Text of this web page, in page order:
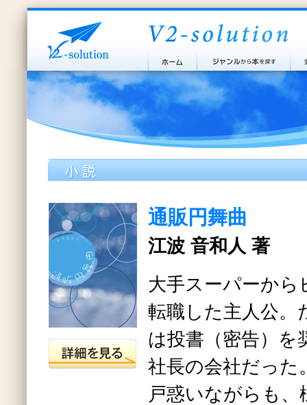
通販円舞曲
江波 音和人 著
大手スーパーから
転職した主人公。
は投書（密告）を
社長の会社だった
戸惑いながらも、